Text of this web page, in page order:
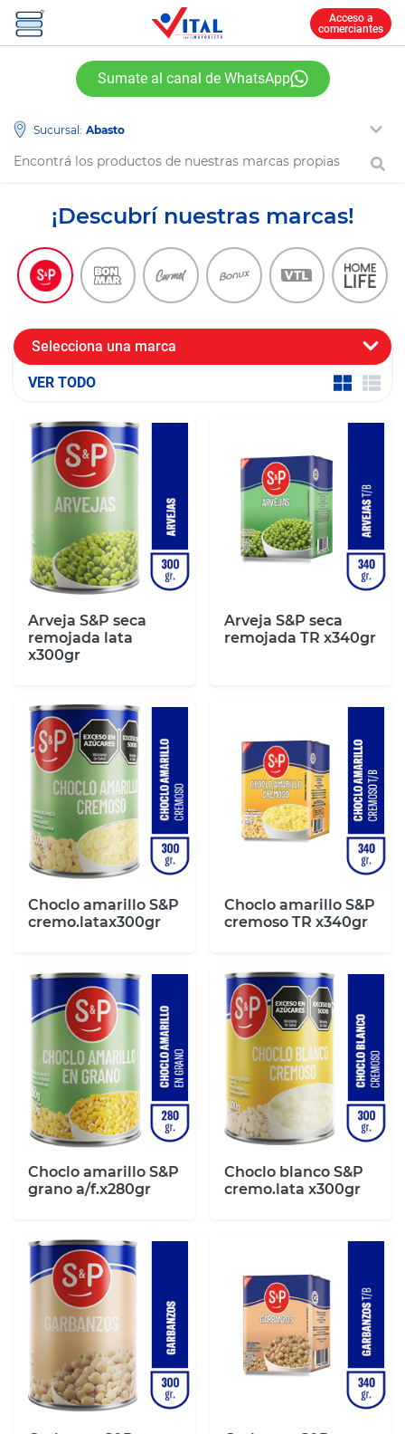
Acceso a
comerciantes
Sumate al canal de WhatsApp
Sucursal:
¡Descubrí nuestras marcas!
Selecciona una marca
VER TODO
Arveja S&P seca
remojada lata
x300gr
Arveja S&P seca
remojada TR x340gr
Choclo amarillo S&P
cremo.latax300gr
Choclo amarillo S&P
cremoso TR x340gr
Choclo amarillo S&P
grano a/f.x280gr
Choclo blanco S&P
cremo.lata x300gr